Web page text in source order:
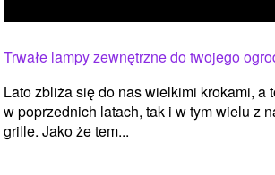
Trwałe lampy zewnętrzne do twojego
Lato zbliża się do nas wielkimi krokami,
w poprzednich latach, tak i w tym wielu z
grille. Jako że tem...